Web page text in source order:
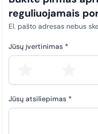
reguliuojamais
El. pašto adresas nebus
Jūsų įvertinimas *
Jūsų atsiliepimas *